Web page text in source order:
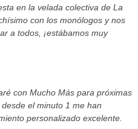
en la velada colectiva de La
con los monólogos y nos
a todos, ¡estábamos muy
con Mucho Más para próximas
el minuto 1 me han
personalizado excelente.